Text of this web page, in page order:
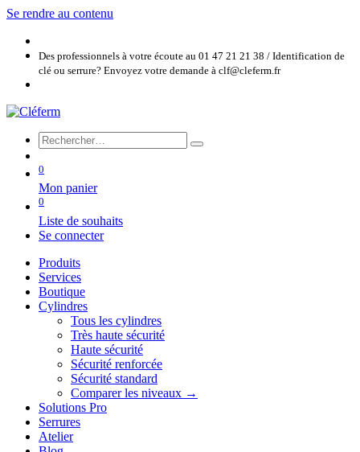
Se rendre au contenu
Des professionnels à votre écoute au 01 47 21 21 38 / Identification de
clé ou serrure? Envoyez votre demande à clf@cleferm.fr
0
Mon panier
0
Liste de souhaits
Se connecter
Produits
Services
Boutique
Cylindres
Tous les cylindres
Très haute sécurité
Haute sécurité
Sécurité renforcée
Sécurité standard
Comparer les niveaux →
Solutions Pro
Serrures
Atelier